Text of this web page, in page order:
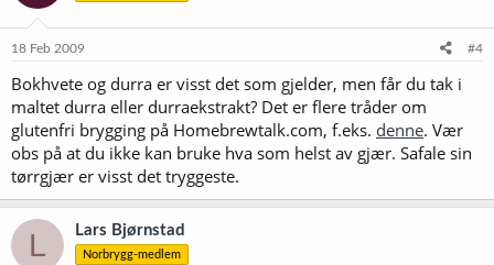
18 Feb 2009 #4
Bokhvete og durra er visst det som gjelder, men får du tak i
maltet durra eller durraekstrakt? Det er flere tråder om
glutenfri brygging på Homebrewtalk.com, f.eks. denne. Vær
obs på at du ikke kan bruke hva som helst av gjær. Safale sin
tørrgjær er visst det tryggeste.
L Lars Bjørnstad
Norbrygg-medlem